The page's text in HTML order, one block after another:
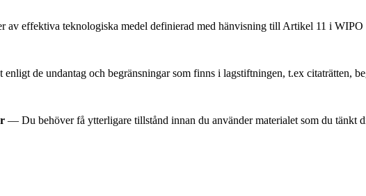
effektiva teknologiska medel definierad med hänvisning till Artikel 11 i
de undantag och begränsningar som finns i lagstiftningen, t.ex citaträtten,
— Du behöver få ytterligare tillstånd innan du använder materialet som du tänkt